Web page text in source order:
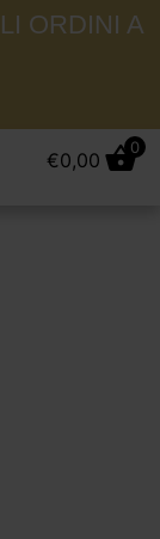
ORDINI A
€0,00
0